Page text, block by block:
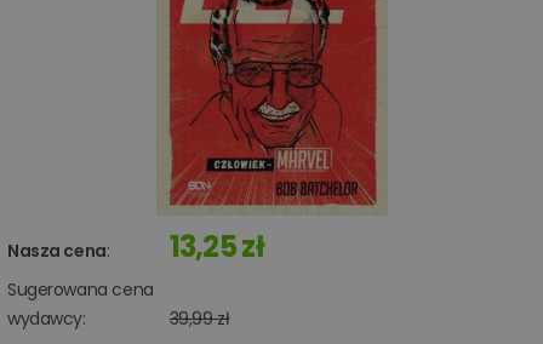
Nasza cena: 13,25 zł
Sugerowana cena
wydawcy:
39,99 zł